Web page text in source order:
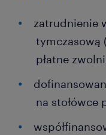
zatrudnienie
tymczasową
płatne
na stołówce